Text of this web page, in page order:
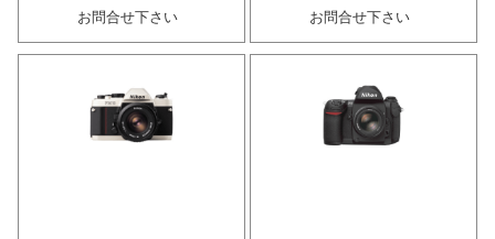
お問合せ下さい
お問合せ下さい